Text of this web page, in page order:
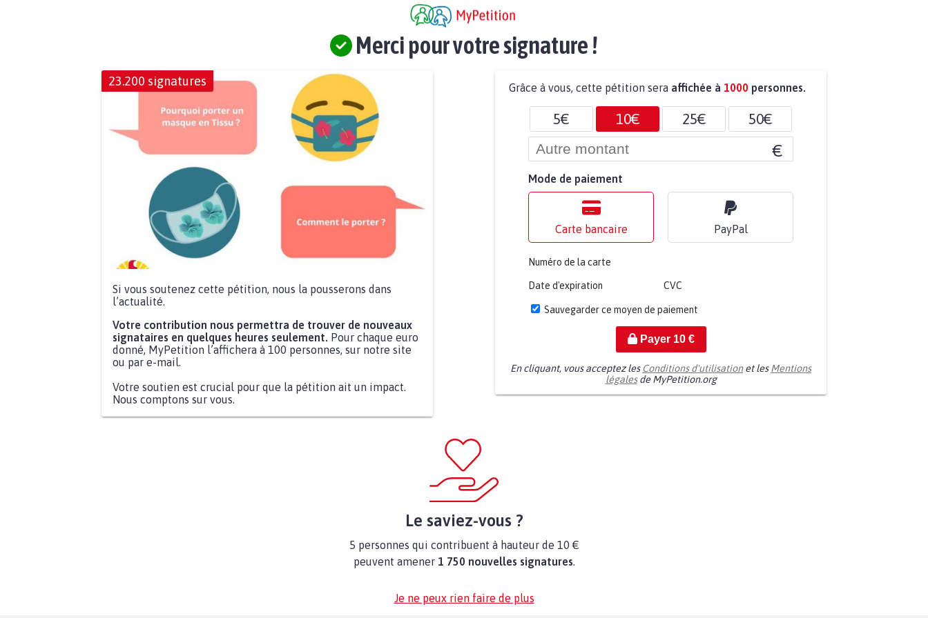
Merci pour votre signature !
23.200 signatures
Si vous soutenez cette pétition, nous la pousserons dans
l’actualité.
Votre contribution nous permettra de trouver de nouveaux
signataires en quelques heures seulement. Pour chaque euro
donné, MyPetition l’affichera à 100 personnes, sur notre site
ou par e-mail.
Votre soutien est crucial pour que la pétition ait un impact.
Nous comptons sur vous.
Grâce à vous, cette pétition sera affichée à 1000 personnes.
5€ 10€ 25€ 50€
€
Mode de paiement
Carte bancaire PayPal
Numéro de la carte
Date d'expiration CVC
Sauvegarder ce moyen de paiement
Payer 10€
En cliquant, vous acceptez les Conditions d'utilisationet lesMentions
légalesde MyPetition.org
Le saviez-vous ?
5 personnes qui contribuent à hauteur de 10 €
peuvent amener 1 750 nouvelles signatures.
Je ne peux rien faire de plus